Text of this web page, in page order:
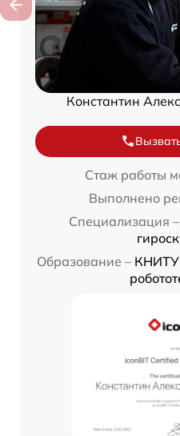
Константин
Стаж работы
Выполнено
Специализация –
Образование –